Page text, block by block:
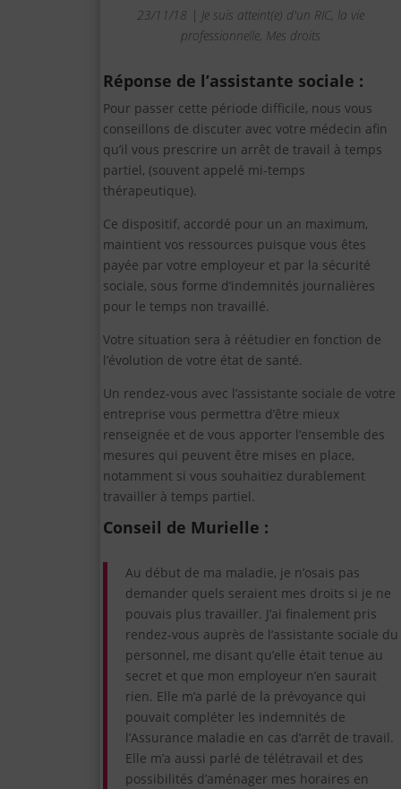
23/11/18 | Je suis atteint(e) d'un RIC, la vie
professionnelle, Mes droits
Réponse de l’assistante sociale :
Pour passer cette période difficile, nous vous
conseillons de discuter avec votre médecin afin
qu’il vous prescrire un arrêt de travail à temps
partiel, (souvent appelé mi-temps
thérapeutique).
Ce dispositif, accordé pour un an maximum,
maintient vos ressources puisque vous êtes
payée par votre employeur et par la sécurité
sociale, sous forme d’indemnités journalières
pour le temps non travaillé.
Votre situation sera à réétudier en fonction de
l’évolution de votre état de santé.
Un rendez-vous avec l’assistante sociale de votre
entreprise vous permettra d’être mieux
renseignée et de vous apporter l’ensemble des
mesures qui peuvent être mises en place,
notamment si vous souhaitiez durablement
travailler à temps partiel.
Conseil de Murielle :
Au début de ma maladie, je n’osais pas
demander quels seraient mes droits si je ne
pouvais plus travailler. J’ai finalement pris
rendez-vous auprès de l’assistante sociale du
personnel, me disant qu’elle était tenue au
secret et que mon employeur n’en saurait
rien. Elle m’a parlé de la prévoyance qui
pouvait compléter les indemnités de
l’Assurance maladie en cas d’arrêt de travail.
Elle m’a aussi parlé de télétravail et des
possibilités d’aménager mes horaires en